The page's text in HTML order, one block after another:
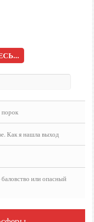
Как я нашла выход
или опасный